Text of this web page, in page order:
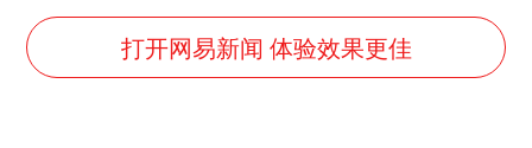
全民健身事业高质量发展
台当局重金为“台独”织“皇帝新衣”
打开网易新闻 体验效果更佳